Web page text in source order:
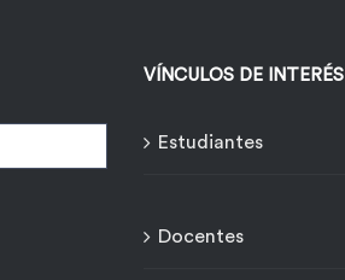
VÍNCULOS DE INTERÉS
Estudiantes
Docentes